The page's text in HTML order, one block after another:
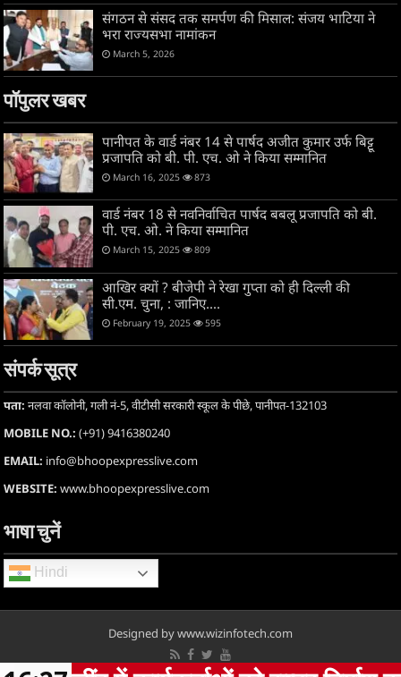
संगठन से संसद तक समर्पण की मिसाल: संजय भाटिया ने
भरा राज्यसभा नामांकन
March 5, 2026
पॉपुलर खबर
पानीपत के वार्ड नंबर 14 से पार्षद अजीत कुमार उर्फ बिट्टू
प्रजापति को बी. पी. एच. ओ ने किया सम्मानित
March 16, 2025 873
वार्ड नंबर 18 से नवनिर्वाचित पार्षद बबलू प्रजापति को बी.
पी. एच. ओ. ने किया सम्मानित
March 15, 2025 809
आखिर क्यों ? बीजेपी ने रेखा गुप्ता को ही दिल्ली की
सी.एम. चुना, : जानिए….
February 19, 2025 595
संपर्क सूत्र
पता: नलवा कॉलोनी, गली नं-5, वीटीसी सरकारी स्कूल के पीछे, पानीपत-132103
MOBILE NO.:(+91) 9416380240
EMAIL: info@bhoopexpresslive.com
WEBSITE:www.bhoopexpresslive.com
भाषा चुनें
Hindi
Designed by www.wizinfotech.com